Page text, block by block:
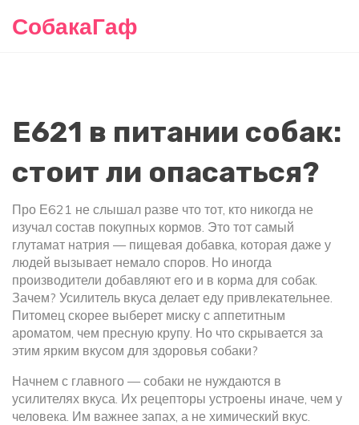
СобакаГаф
Е621 в питании собак:
стоит ли опасаться?
Про Е621 не слышал разве что тот, кто никогда не
изучал состав покупных кормов. Это тот самый
глутамат натрия — пищевая добавка, которая даже у
людей вызывает немало споров. Но иногда
производители добавляют его и в корма для собак.
Зачем? Усилитель вкуса делает еду привлекательнее.
Питомец скорее выберет миску с аппетитным
ароматом, чем пресную крупу. Но что скрывается за
этим ярким вкусом для здоровья собаки?
Начнем с главного — собаки не нуждаются в
усилителях вкуса. Их рецепторы устроены иначе, чем у
человека. Им важнее запах, а не химический вкус.